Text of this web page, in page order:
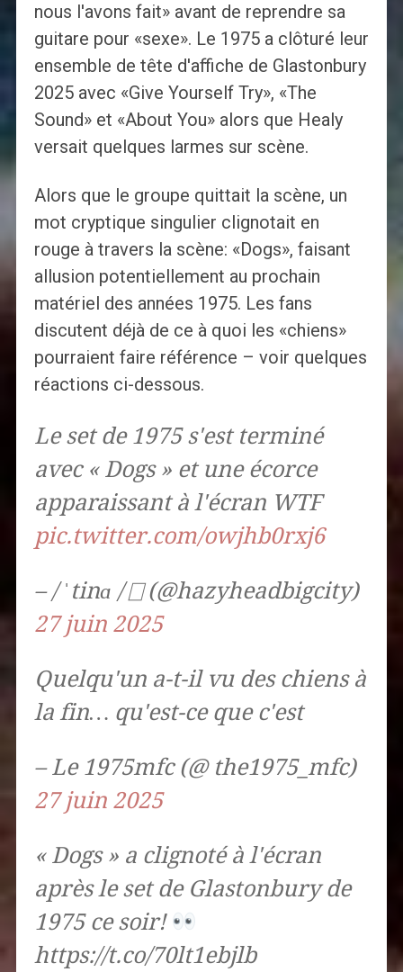
nous l'avons fait» avant de reprendre sa
guitare pour «sexe». Le 1975 a clôturé leur
ensemble de tête d'affiche de Glastonbury
2025 avec «Give Yourself Try», «The
Sound» et «About You» alors que Healy
versait quelques larmes sur scène.
Alors que le groupe quittait la scène, un
mot cryptique singulier clignotait en
rouge à travers la scène: «Dogs», faisant
allusion potentiellement au prochain
matériel des années 1975. Les fans
discutent déjà de ce à quoi les «chiens»
pourraient faire référence – voir quelques
réactions ci-dessous.
Le set de 1975 s'est terminé
avec « Dogs » et une écorce
apparaissant à l'écran WTF
pic.twitter.com/owjhb0rxj6
– / ˈtinɑ / ⎕ (@hazyheadbigcity)
27 juin 2025
Quelqu'un a-t-il vu des chiens à
la fin… qu'est-ce que c'est
– Le 1975mfc (@ the1975_mfc)
27 juin 2025
« Dogs » a clignoté à l'écran
après le set de Glastonbury de
1975 ce soir!
https://t.co/70lt1ebjlb